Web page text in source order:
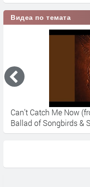
Видеа по темата
Can’t Catch Me Now
Ballad of Songbirds &